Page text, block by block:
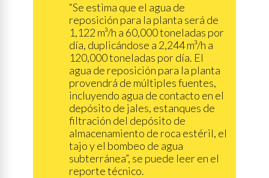
“Se estima que el agua de
reposición para la planta será de
1,122 m³/h a 60,000 toneladas por
día, duplicándose a 2,244 m³/h a
120,000 toneladas por día. El
agua de reposición para la planta
provendrá de múltiples fuentes,
incluyendo agua de contacto en el
depósito de jales, estanques de
filtración del depósito de
almacenamiento de roca estéril, el
tajo y el bombeo de agua
subterránea”, se puede leer en el
reporte técnico.